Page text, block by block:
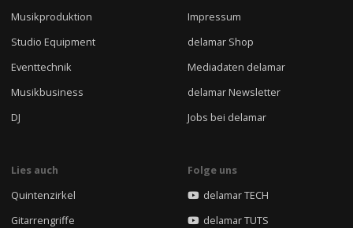
Musikproduktion
Studio Equipment
Eventtechnik
Musikbusiness
DJ
Impressum
delamar Shop
Mediadaten delamar
delamar Newsletter
Jobs bei delamar
Lies auch
Quintenzirkel
Gitarrengriffe
Folge uns
delamar TECH
delamar TUTS